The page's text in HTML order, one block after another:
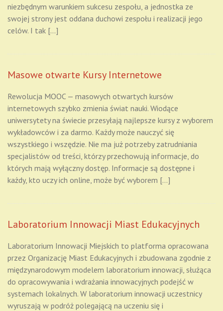
niezbędnym warunkiem sukcesu zespołu, a jednostka ze
swojej strony jest oddana duchowi zespołu i realizacji jego
celów. I tak […]
Masowe otwarte Kursy Internetowe
Rewolucja MOOC — masowych otwartych kursów
internetowych szybko zmienia świat nauki. Wiodące
uniwersytety na świecie przesyłają najlepsze kursy z wyborem
wykładowców i za darmo. Każdy może nauczyć się
wszystkiego i wszędzie. Nie ma już potrzeby zatrudniania
specjalistów od treści, którzy przechowują informacje, do
których mają wyłączny dostęp. Informacje są dostępne i
każdy, kto uczy ich online, może być wyborem […]
Laboratorium Innowacji Miast Edukacyjnych
Laboratorium Innowacji Miejskich to platforma opracowana
przez Organizację Miast Edukacyjnych i zbudowana zgodnie z
międzynarodowym modelem laboratorium innowacji, służąca
do opracowywania i wdrażania innowacyjnych podejść w
systemach lokalnych. W laboratorium innowacji uczestnicy
wyruszają w podróż polegającą na uczeniu się i